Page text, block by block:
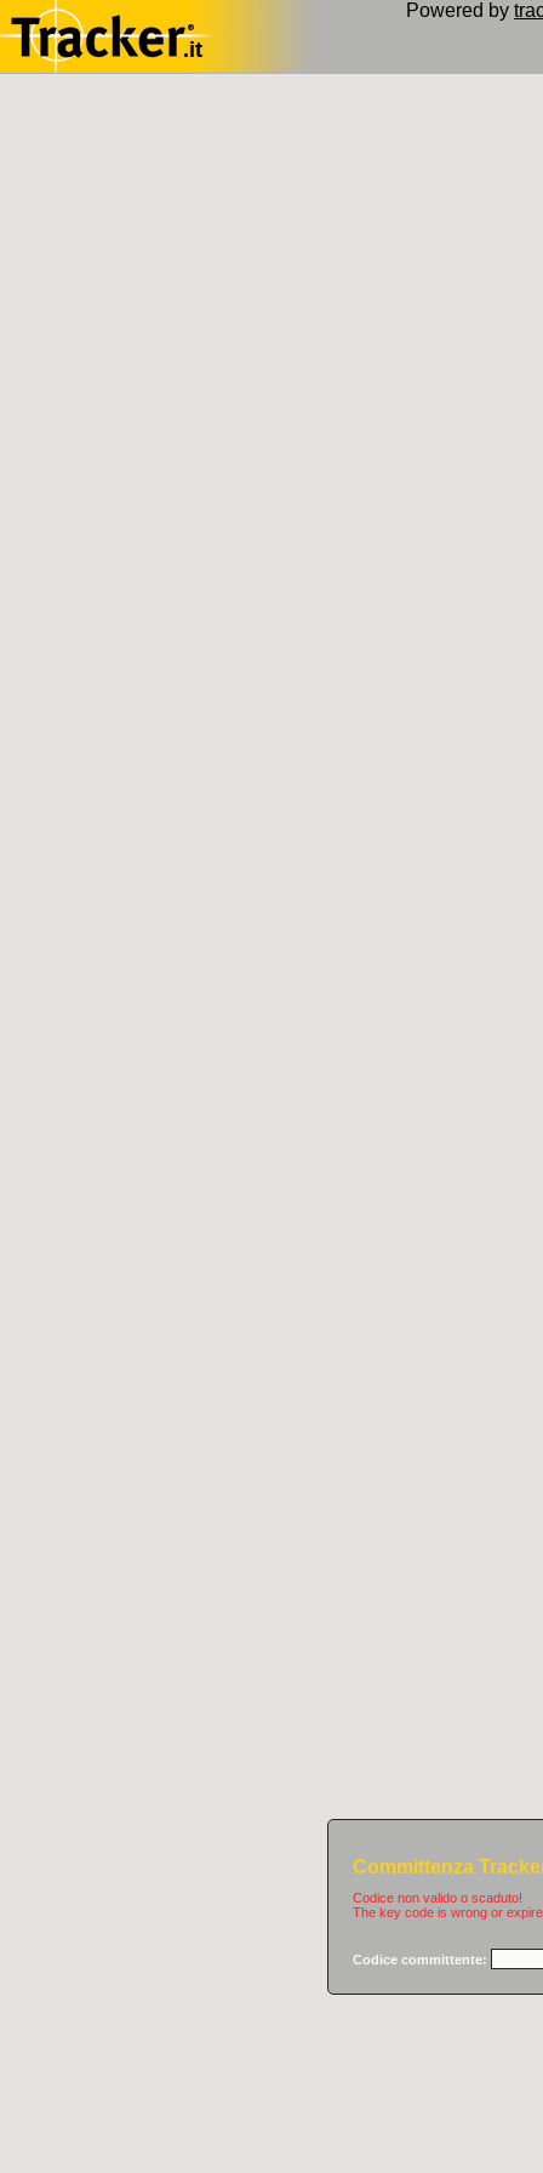
Powered by
Committenza
Codice non valido o scaduto!
The key code is wrong or
Codice committente: